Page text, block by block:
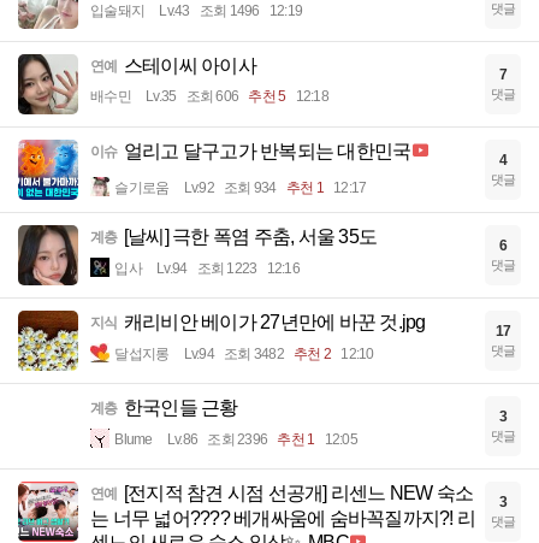
입술돼지 Lv.43 조회 1496 12:19 댓글
연예 스테이씨 아이사
배수민 Lv.35 조회 606 추천 5 12:18
7
댓글
이슈 얼리고 달구고가 반복되는 대한민국
슬기로움 Lv.92 조회 934 추천 1 12:17
4
댓글
계층 [날씨] 극한 폭염 주춤, 서울 35도
입사 Lv.94 조회 1223 12:16
6
댓글
지식 캐리비안 베이가 27년만에 바꾼 것.jpg
달섭지롱 Lv.94 조회 3482 추천 2 12:10
17
댓글
계층 한국인들 근황
Blume Lv.86 조회 2396 추천 1 12:05
3
댓글
연예
[전지적 참견 시점 선공개] 리센느 NEW 숙소
는 너무 넓어???? 베개싸움에 숨바꼭질까지?! 리
3
댓글